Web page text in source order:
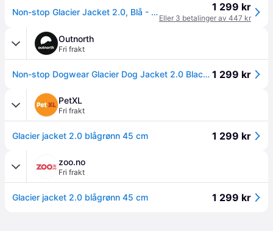
Non-stop Glacier Jacket 2.0, Blå - Str 45 (44-32341) 1 299 kr
Eller 3 betalinger av 447 kr
Outnorth
Fri frakt
Non-stop Dogwear Glacier Dog Jacket 2.0 Black/Orange 45 1 299 kr
PetXL
Fri frakt
Glacier jacket 2.0 blågrønn 45 cm 1 299 kr
zoo.no
Fri frakt
Glacier jacket 2.0 blågrønn 45 cm 1 299 kr